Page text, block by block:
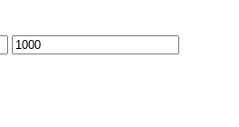
Максимальная
цена